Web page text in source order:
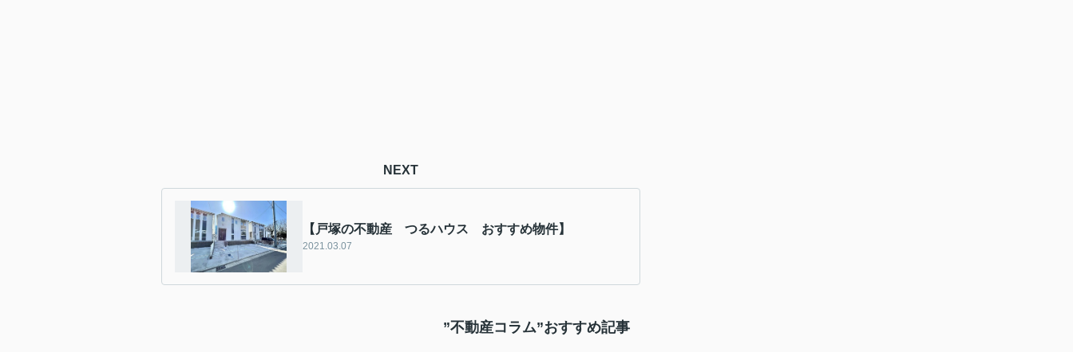
NEXT
【戸塚の不動産 つるハウス おすすめ物件】
2021.03.07
”不動産コラム”おすすめ記事